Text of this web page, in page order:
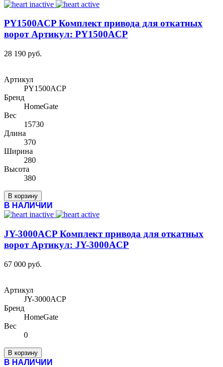
PY1500ACP Комплект привода для откатных
ворот Артикул: PY1500ACP
28 190 руб.
Артикул
PY1500ACP
Бренд
HomeGate
Вес
15730
Длина
370
Ширина
280
Высота
380
В корзину
В НАЛИЧИИ
JY-3000ACP Комплект привода для откатных
ворот Артикул: JY-3000ACP
67 000 руб.
Артикул
JY-3000ACP
Бренд
HomeGate
Вес
0
В корзину
В НАЛИЧИИ